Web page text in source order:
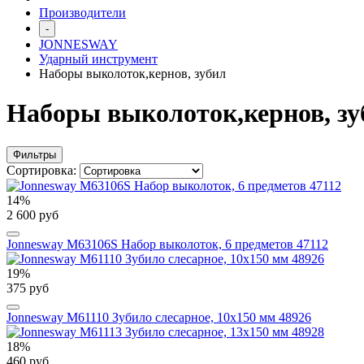
Производители
-
JONNESWAY
Ударный инструмент
Наборы выколоток,кернов, зубил
Наборы выколоток,кернов,
Фильтры
Сортировка:
14%
2 600 руб
Jonnesway M63106S Набор выколоток, 6 предметов 47112
19%
375 руб
Jonnesway M61110 Зубило слесарное, 10х150 мм 48926
18%
460 руб